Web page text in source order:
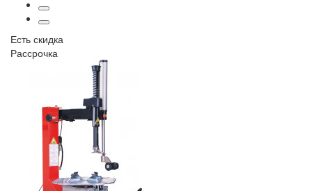
Есть скидка
Рассрочка